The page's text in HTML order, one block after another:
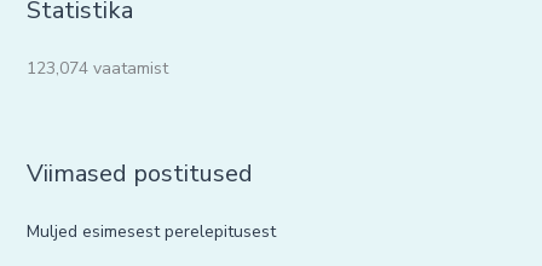
Statistika
123,074 vaatamist
Viimased postitused
Muljed esimesest perelepitusest